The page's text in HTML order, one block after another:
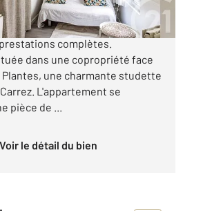
Jardin des Plantes Studette de
complètes.
dans une copropriété face
Plantes, une charmante studette
Carrez. L'appartement se
pièce de ...
Voir le détail du bien